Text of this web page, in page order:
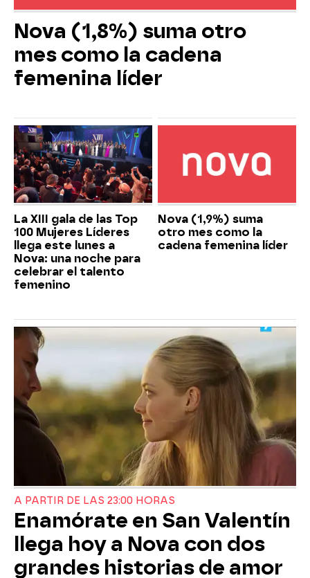
Nova (1,8%) suma otro
mes como la cadena
femenina líder
La XIII gala de las Top
100 Mujeres Líderes
llega este lunes a
Nova: una noche para
celebrar el talento
femenino
Nova (1,9%) suma
otro mes como la
cadena femenina líder
A PARTIR DE LAS 23:00 HORAS
Enamórate en San Valentín
llega hoy a Nova con dos
grandes historias de amor